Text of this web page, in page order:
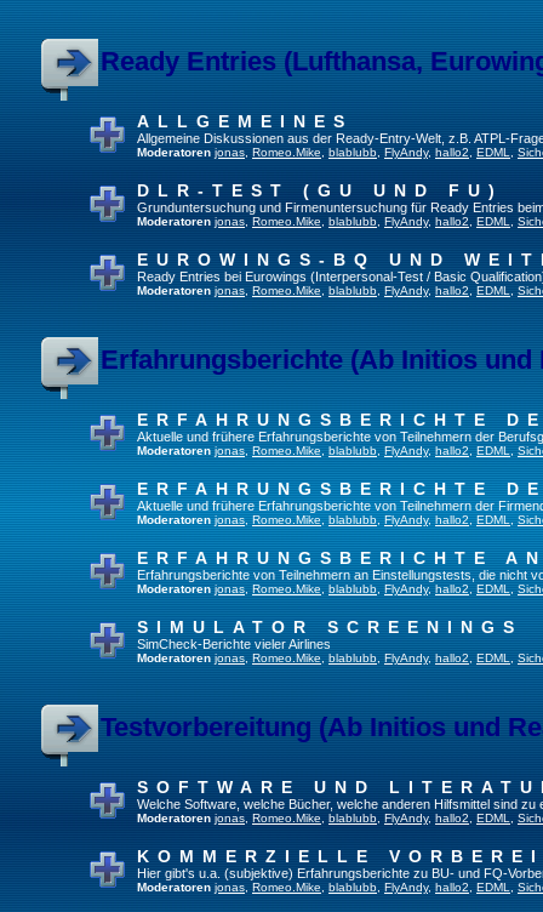
Ready Entries (Lufthansa,
ALLGEMEINES
Allgemeine Diskussionen aus der Ready-Entry-Welt, z.B. ATPL-
Moderatoren jonas Romeo.Mike blablubb FlyAndy, hallo2 EDML
DLR-TEST (GU UND FU)
Grunduntersuchung und Firmenuntersuchung für Ready Entries
Moderatoren jonas Romeo.Mike blablubb FlyAndy, hallo2 EDML
EUROWINGS-BQ UND
Ready Entries bei Eurowings (Interpersonal-Test / Basic
Moderatoren jonas Romeo.Mike blablubb FlyAndy, hallo2 EDML
Erfahrungsberichte (Ab Initios und
ERFAHRUNGSBERICHTE
Aktuelle und frühere Erfahrungsberichte von Teilnehmern der
Moderatoren jonas Romeo.Mike blablubb FlyAndy, hallo2 EDML
ERFAHRUNGSBERICHTE
Aktuelle und frühere Erfahrungsberichte von Teilnehmern der
Moderatoren jonas Romeo.Mike blablubb FlyAndy, hallo2 EDML
ERFAHRUNGSBERICHTE
Erfahrungsberichte von Teilnehmern an Einstellungstests, die nicht
Moderatoren jonas Romeo.Mike blablubb FlyAndy, hallo2 EDML
SIMULATOR SCREENINGS
SimCheck-Berichte vieler Airlines
Moderatoren jonas Romeo.Mike blablubb FlyAndy, hallo2 EDML
Testvorbereitung (Ab Initios und
SOFTWARE UND
Welche Software, welche Bücher, welche anderen Hilfsmittel sind zu
Moderatoren jonas Romeo.Mike blablubb FlyAndy, hallo2 EDML
KOMMERZIELLE
Hier gibt's u.a. (subjektive) Erfahrungsberichte zu BU- und FQ-
Moderatoren jonas Romeo.Mike blablubb FlyAndy, hallo2 EDML